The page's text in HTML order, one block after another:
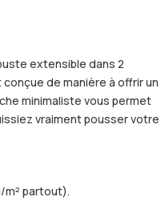
extensible dans 2
de manière à offrir un
minimaliste vous permet
vraiment pousser votre
partout).